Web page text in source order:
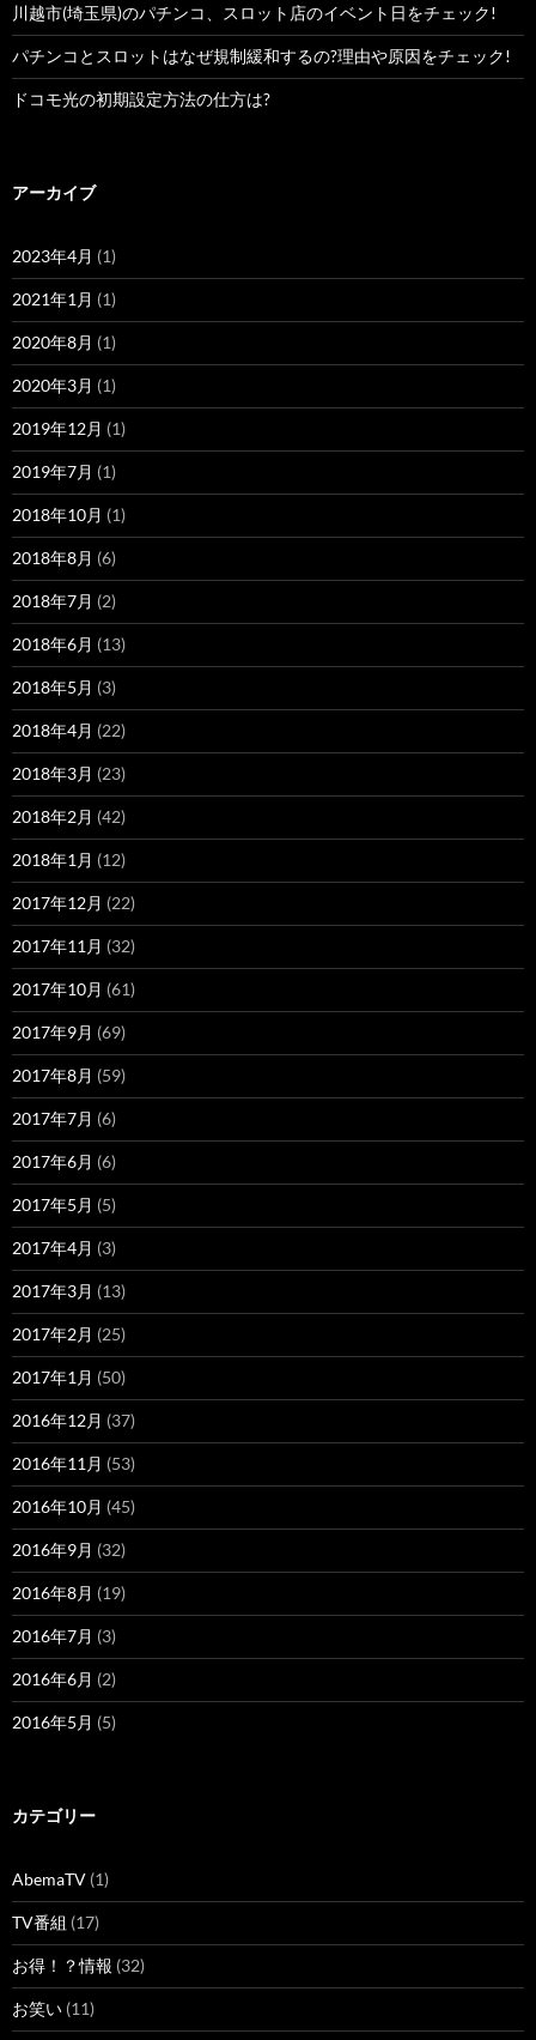
川越市(埼玉県)のパチンコ、スロット店のイベント日をチェック!
パチンコとスロットはなぜ規制緩和するの?理由や原因をチェック!
ドコモ光の初期設定方法の仕方は?
アーカイブ
2023年4月 (1)
2021年1月 (1)
2020年8月 (1)
2020年3月 (1)
2019年12月 (1)
2019年7月 (1)
2018年10月 (1)
2018年8月 (6)
2018年7月 (2)
2018年6月 (13)
2018年5月 (3)
2018年4月 (22)
2018年3月 (23)
2018年2月 (42)
2018年1月 (12)
2017年12月 (22)
2017年11月 (32)
2017年10月 (61)
2017年9月 (69)
2017年8月 (59)
2017年7月 (6)
2017年6月 (6)
2017年5月 (5)
2017年4月 (3)
2017年3月 (13)
2017年2月 (25)
2017年1月 (50)
2016年12月 (37)
2016年11月 (53)
2016年10月 (45)
2016年9月 (32)
2016年8月 (19)
2016年7月 (3)
2016年6月 (2)
2016年5月 (5)
カテゴリー
AbemaTV (1)
TV番組 (17)
お得！？情報 (32)
お笑い (11)